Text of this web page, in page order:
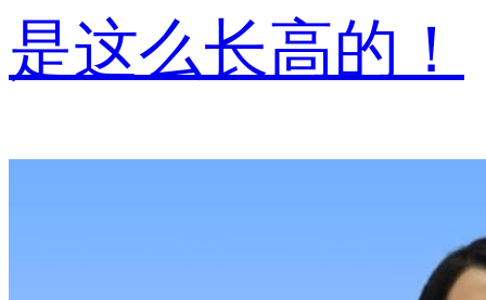
是这么长高的！